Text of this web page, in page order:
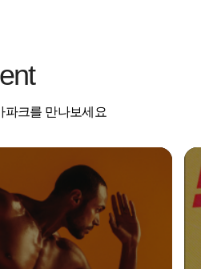
파크를 만나보세요